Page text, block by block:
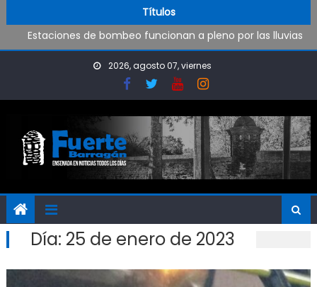
Títulos
Estaciones de bombeo funcionan a pleno por las lluvias
Visita al Destacamento de Bomberos de Punta Lara
OPINIÓN: ¿Hasta cuándo vamos a soportar todo esto?
2026, agosto 07, viernes
Día: 25 de enero de 2023